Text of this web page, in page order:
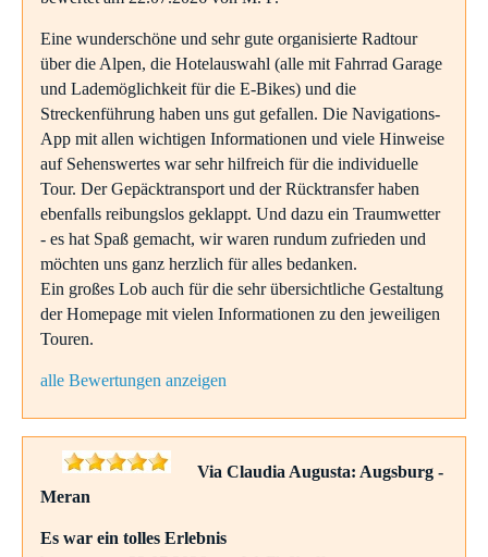
Eine wunderschöne und sehr gute organisierte Radtour
über die Alpen, die Hotelauswahl (alle mit Fahrrad Garage
und Lademöglichkeit für die E-Bikes) und die
Streckenführung haben uns gut gefallen. Die Navigations-
App mit allen wichtigen Informationen und viele Hinweise
auf Sehenswertes war sehr hilfreich für die individuelle
Tour. Der Gepäcktransport und der Rücktransfer haben
ebenfalls reibungslos geklappt. Und dazu ein Traumwetter
- es hat Spaß gemacht, wir waren rundum zufrieden und
möchten uns ganz herzlich für alles bedanken.
Ein großes Lob auch für die sehr übersichtliche Gestaltung
der Homepage mit vielen Informationen zu den jeweiligen
Touren.
alle Bewertungen anzeigen
Via Claudia Augusta: Augsburg -
Meran
Es war ein tolles Erlebnis